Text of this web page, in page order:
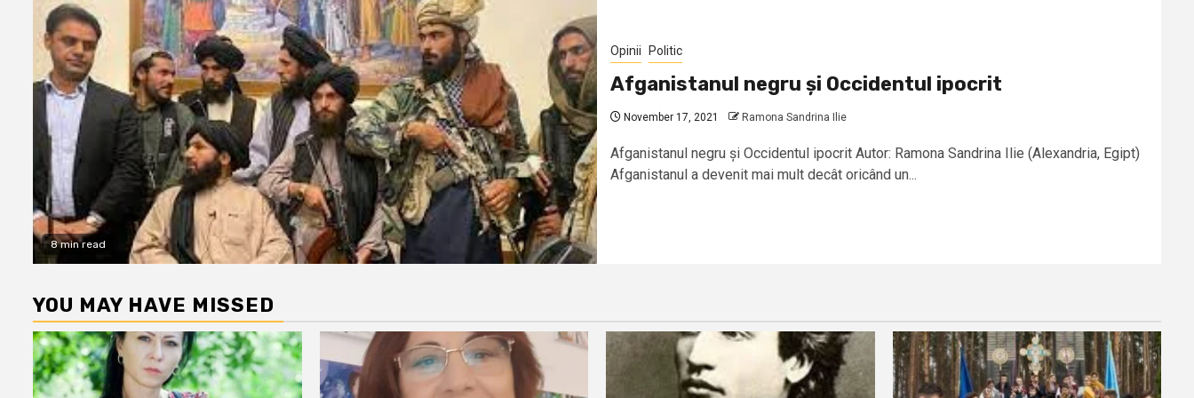
8 min read
Opinii Politic
Afganistanul negru și Occidentul ipocrit
November 17, 2021 Ramona Sandrina Ilie
Afganistanul negru și Occidentul ipocrit Autor: Ramona Sandrina Ilie (Alexandria, Egipt)
Afganistanul a devenit mai mult decât oricând un...
YOU MAY HAVE MISSED